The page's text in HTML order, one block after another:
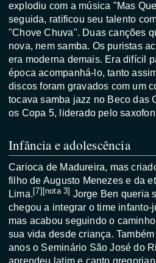
explodiu com a música "Mas
seguida, ratificou seu talento
"Chove Chuva". Duas canções
nova, nemsamba. Os puristas
era moderna demais. Era difícil
época acompanhá-lo, tanto
discos foram gravados com um
tocavasamba jazz no Beco das
os Copa 5, liderado pelo
Infância e adolescência
Carioca de Madureira, mas
filho de Augusto Menezes e da
Lima. [7] [nota 3] Jorge Ben queria
chegou a integrar o time infanto-
mas acabou seguindo o
sua vida desde criança.
anos o Seminário São José do